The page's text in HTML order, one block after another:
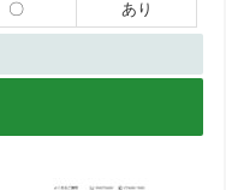
〇 あり